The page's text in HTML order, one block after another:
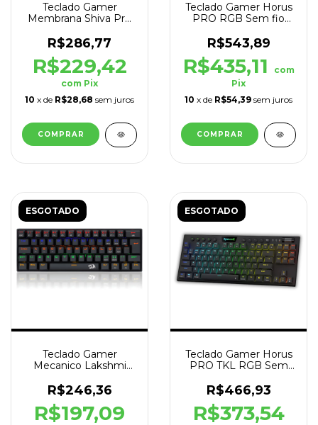
Teclado Gamer
Membrana Shiva Pro
R$286,77
R$229,42
com Pix
10 x de R$28,68 sem juros
Teclado Gamer Horus
PRO RGB Sem fio
R$543,89
R$435,11
com
Pix
10 x de R$54,39 sem juros
ESGOTADO
Teclado Gamer
Mecanico Lakshmi
Marrom Preto
R$246,36
R$197,09
ESGOTADO
Teclado Gamer Horus
PRO TKL RGB Sem
Brown
R$466,93
R$373,54